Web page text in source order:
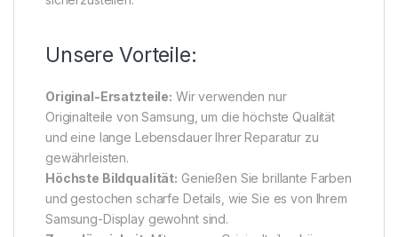
Unsere Vorteile:
Original-Ersatzteile: Wir verwenden nur
Originalteile von Samsung, um die höchste Qualität
und eine lange Lebensdauer Ihrer Reparatur zu
gewährleisten.
Höchste Bildqualität: Genießen Sie brillante Farben
und gestochen scharfe Details, wie Sie es von Ihrem
Samsung-Display gewohnt sind.